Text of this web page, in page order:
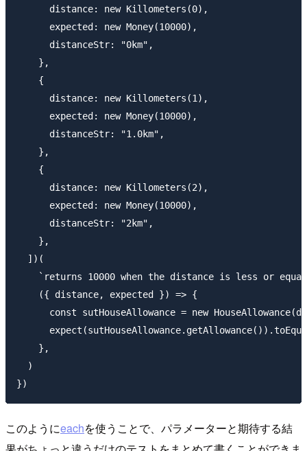
      distance: new Killometers(0),
      expected: new Money(10000),
      distanceStr: "0km",
    },
    {
      distance: new Killometers(1),
      expected: new Money(10000),
      distanceStr: "1.0km",
    },
    {
      distance: new Killometers(2),
      expected: new Money(10000),
      distanceStr: "2km",
    },
  ])(
`returns 10000 when the distance is less or
    ({ distance, expected }) => {
const sutHouseAllowance = new
    },
  )
このようにeachを使うことで、パラメーターと期待する結